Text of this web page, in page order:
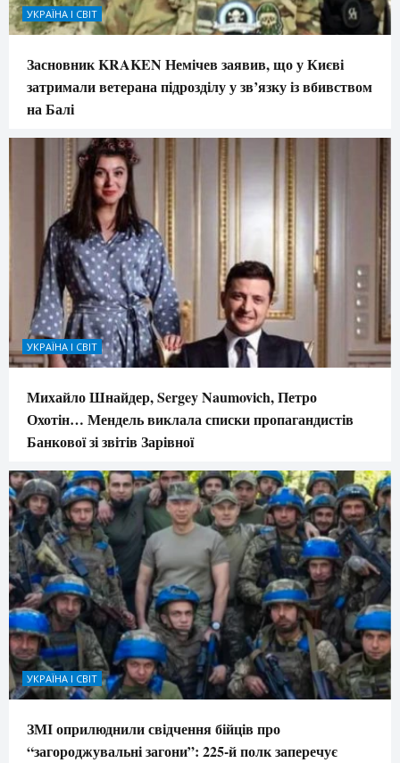
УКРАЇНА І СВІТ
Засновник KRAKEN Немічев заявив, що у Києві
затримали ветерана підрозділу у зв’язку із вбивством
на Балі
УКРАЇНА І СВІТ
Михайло Шнайдер, Sergey Naumovich, Петро
Охотін… Мендель виклала списки пропагандистів
Банкової зі звітів Зарівної
УКРАЇНА І СВІТ
ЗМІ оприлюднили свідчення бійців про
“загороджувальні загони”: 225-й полк заперечує